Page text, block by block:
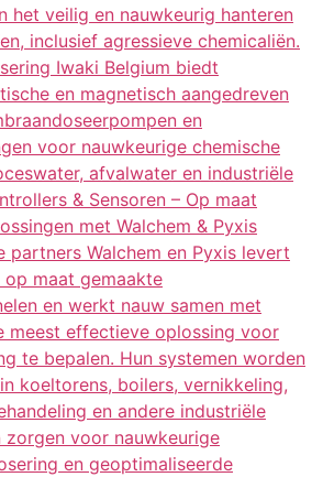
het veilig en nauwkeurig hanteren
inclusief agressieve chemicaliën.
Iwaki Belgium biedt
en magnetisch aangedreven
en
voor nauwkeurige chemische
afvalwater en industriële
& Sensoren – Op maat
met Walchem & Pyxis
partners Walchem en Pyxis levert
op maat gemaakte
en werkt nauw samen met
meest effectieve oplossing voor
te bepalen. Hun systemen worden
koeltorens, boilers, vernikkeling,
en andere industriële
zorgen voor nauwkeurige
en geoptimaliseerde